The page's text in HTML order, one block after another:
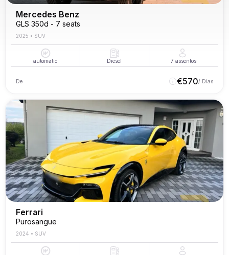
Mercedes Benz
GLS 350d - 7 seats
2025 • SUV
automatic Diesel 7 assentos
De €570/ Dias
Ferrari
Purosangue
2024 • SUV